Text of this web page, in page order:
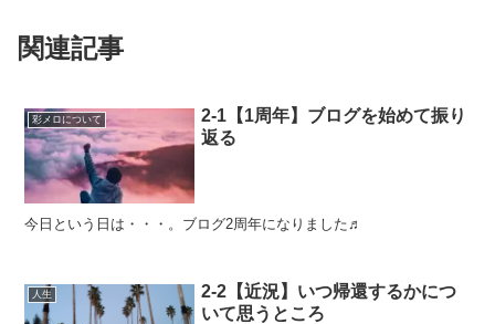
関連記事
彩メロについて
2-1【1周年】ブログを始めて振り
返る
今日という日は・・・。ブログ2周年になりました♬
人生
2-2【近況】いつ帰還するかにつ
いて思うところ